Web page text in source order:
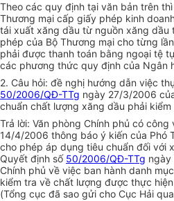
Theo các quy định tại văn bản trên
Thương mại cấp giấy phép kinh
tái xuất xăng dầu từ nguồn xăng dầu
phép của Bộ Thương mại cho từng
phải được thanh toán bằng ngoại tệ
các phương thức quy định của Ngân
2. Câu hỏi: đề nghị hướng dẫn việc
50/2006/QĐ-TTg ngày 27/3/2006
chuẩn chất lượng xăng dầu phải
Trả lời: Văn phòng Chính phủ có công
14/4/2006 thông báo ý kiến của Phó
cho phép áp dụng tiêu chuẩn đối với
Quyết định số 50/2006/QĐ-TTg
Chính phủ về việc ban hành danh
kiểm tra về chất lượng được thực
(Tổng cục đã sao gửi cho Cục Hải